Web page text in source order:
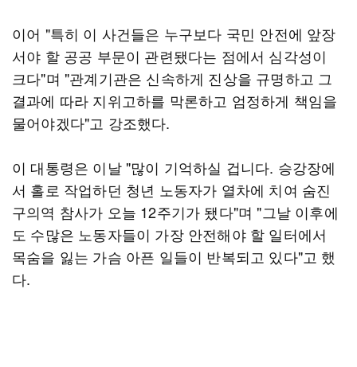
이어 "특히 이 사건들은 누구보다 국민 안전에 앞장
서야 할 공공 부문이 관련됐다는 점에서 심각성이
크다"며 "관계기관은 신속하게 진상을 규명하고 그
결과에 따라 지위고하를 막론하고 엄정하게 책임을
물어야겠다"고 강조했다.
이 대통령은 이날 "많이 기억하실 겁니다. 승강장에
서 홀로 작업하던 청년 노동자가 열차에 치여 숨진
구의역 참사가 오늘 12주기가 됐다"며 "그날 이후에
도 수많은 노동자들이 가장 안전해야 할 일터에서
목숨을 잃는 가슴 아픈 일들이 반복되고 있다"고 했
다.